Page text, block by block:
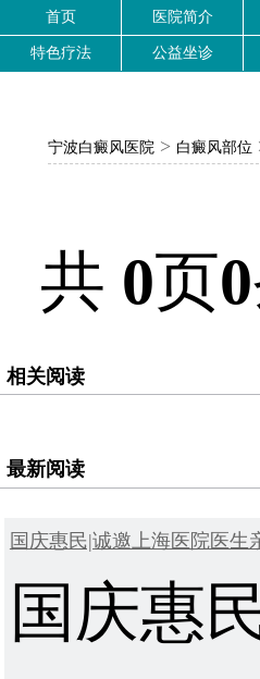
首页 医院简介
特色疗法 公益坐诊
宁波白癜风医院 > 白癜风部位
共 0页0
相关阅读
最新阅读
国庆惠民|诚邀上海医院医生
国庆惠